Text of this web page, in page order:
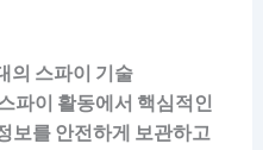
의 스파이 기술
파이 활동에서 핵심적인
보를 안전하게 보관하고